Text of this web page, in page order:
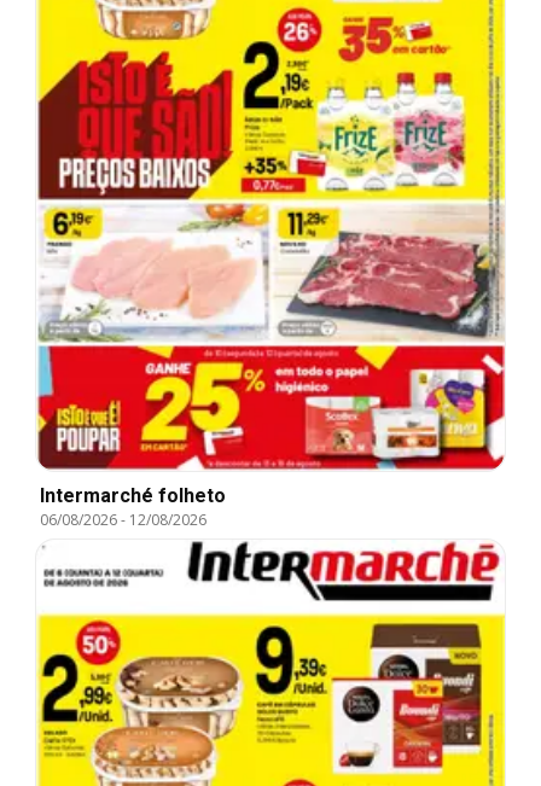
Intermarché folheto
06/08/2026- 12/08/2026